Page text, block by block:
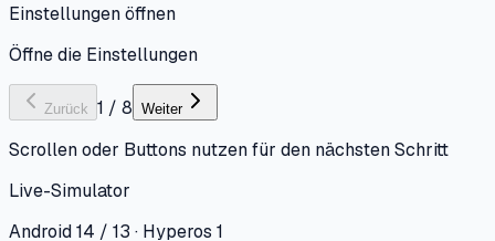
Einstellungen öffnen
Öffne die Einstellungen
Zurück 1 / 8 Weiter
Scrollen oder Buttons nutzen für den nächsten Schritt
Live-Simulator
Android 14 / 13 · Hyperos 1